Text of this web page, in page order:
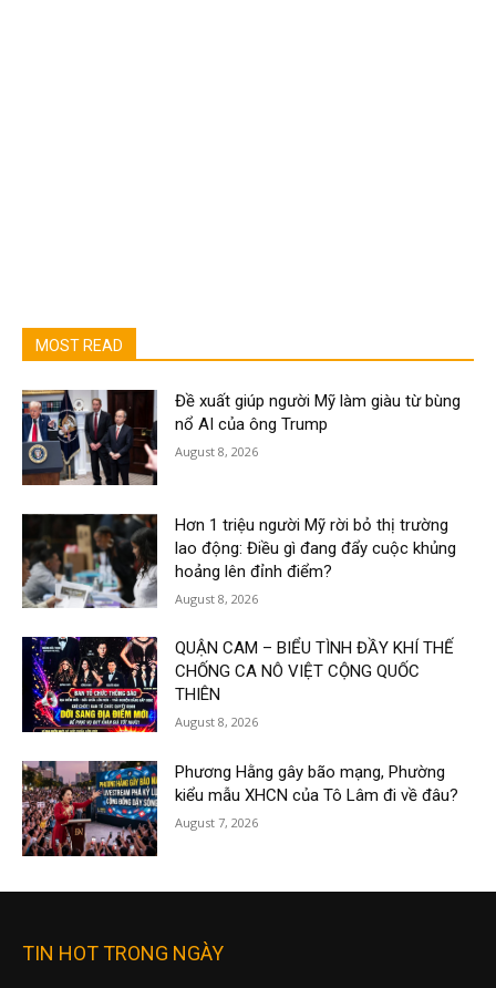
MOST READ
Đề xuất giúp người Mỹ làm giàu từ bùng
nổ AI của ông Trump
August 8, 2026
Hơn 1 triệu người Mỹ rời bỏ thị trường
lao động: Điều gì đang đẩy cuộc khủng
hoảng lên đỉnh điểm?
August 8, 2026
QUẬN CAM – BIỂU TÌNH ĐẦY KHÍ THẾ
CHỐNG CA NÔ VIỆT CỘNG QUỐC
THIÊN
August 8, 2026
Phương Hằng gây bão mạng, Phường
kiểu mẫu XHCN của Tô Lâm đi về đâu?
August 7, 2026
TIN HOT TRONG NGÀY